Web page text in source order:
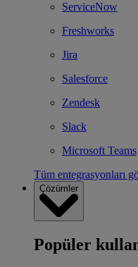
ServiceNow
Freshworks
Jira
Salesforce
Zendesk
Slack
Microsoft Teams
Tüm entegrasyonları
Çözümler
Popüler